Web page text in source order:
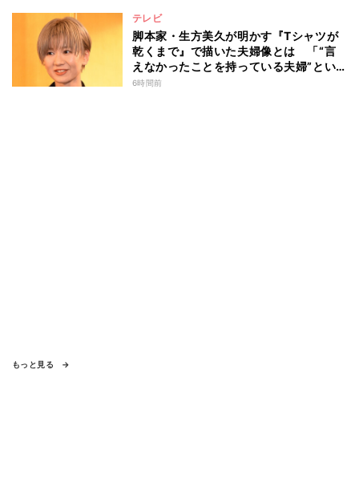
テレビ
脚本家・生方美久が明かす『Tシャツが
乾くまで』で描いた夫婦像とは 「“言
えなかったことを持っている夫婦”とい
うのは面白いかも」
6時間前
もっと見る